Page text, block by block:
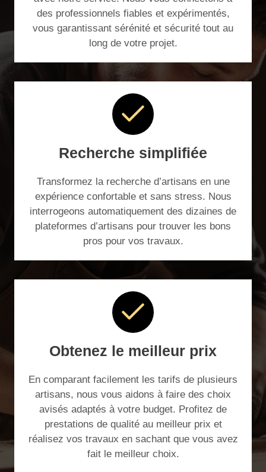
des professionnels fiables et expérimentés,
vous garantissant sérénité et sécurité tout au
long de votre projet.
Recherche simplifiée
Transformez la recherche d’artisans en une
expérience confortable et sans stress. Nous
interrogeons automatiquement des dizaines de
plateformes d’artisans pour trouver les bons
pros pour vos travaux.
Obtenez le meilleur prix
En comparant facilement les tarifs de plusieurs
artisans, nous vous aidons à faire des choix
avisés adaptés à votre budget. Profitez de
prestations de qualité au meilleur prix et
réalisez vos travaux en sachant que vous avez
fait le meilleur choix.